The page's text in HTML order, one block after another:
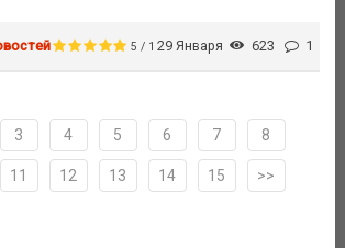
5 / 1 29 Января 623 1
3 4 5 6 7 8
11 12 13 14 15 >>